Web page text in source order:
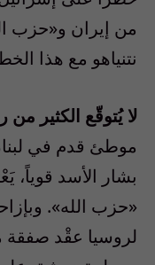
من إيران و«حزب
نتنياهو مع هذا
لا يُتوقّع الكثير من
موطئ قدم في
بشار الأسد
«حزب الله».
لروسيا عقْد صفقة